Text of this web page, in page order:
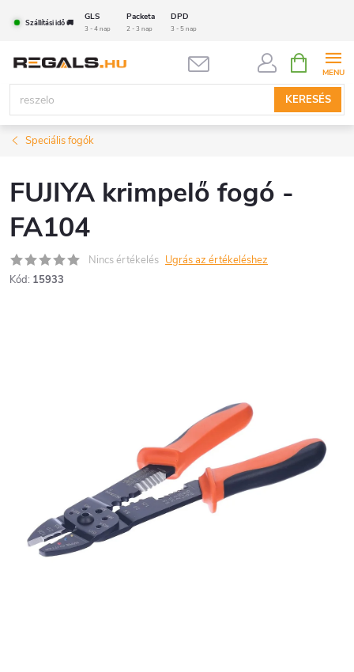
tartalomhoz
Szállítási idő 🚚
GLS Packeta DPD
3 - 4 nap 2 - 3 nap 3 - 5 nap
KERESÉS
KOSÁR
Speciális fogók
FUJIYA krimpelő fogó -
FA104
Nincs értékelés Ugrás az értékeléshez
Kód: 15933